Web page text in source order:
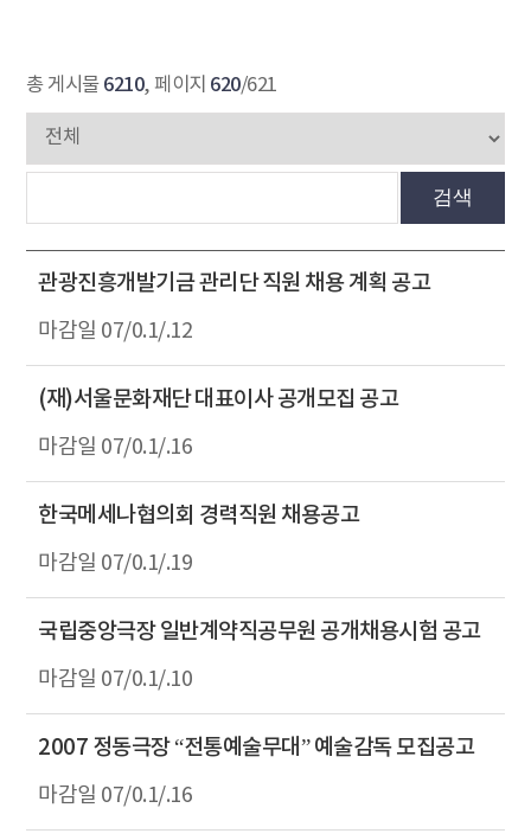
총 게시물 6210, 페이지 620/621
검색
관광진흥개발기금 관리단 직원 채용 계획 공고
07/0.1/.12
(재)서울문화재단 대표이사 공개모집 공고
07/0.1/.16
한국메세나협의회 경력직원 채용공고
07/0.1/.19
국립중앙극장 일반계약직공무원 공개채용시험 공고
07/0.1/.10
2007 정동극장 “전통예술무대” 예술감독 모집공고
07/0.1/.16